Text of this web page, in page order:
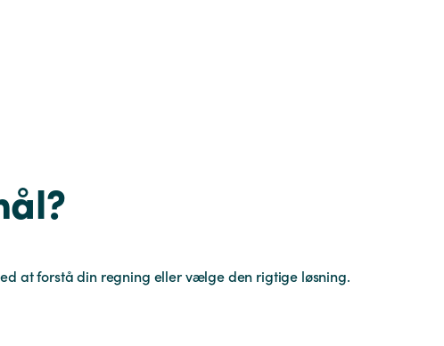
at forstå din regning eller vælge den rigtige løsning.